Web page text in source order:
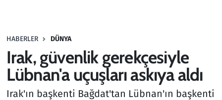
HABERLER DÜNYA
Irak, güvenlik gerekçesiyle
Lübnan'a uçuşları askıya aldı
Irak'ın başkenti Bağdat'tan Lübnan'ın başkenti
Haber
Kültür Sanat
Kurumsal Haberler